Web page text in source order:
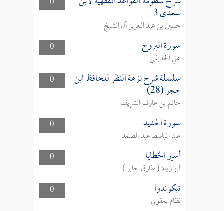
سعدي 3
حسين بن عبد العزيز آل الشيخ
0
سورة البروج
علي الحذيفي
0
سلسلة شرح نزهة النظر للحافظ ابن
حجر (28)
حاتم بن عارف الشريف
0
سورة الحديد
عبد الباسط عبد الصمد
0
أسير الخطايا
أبو زياد ( طارق جابر )
0
تيكوندوا
نظام يعقوبي